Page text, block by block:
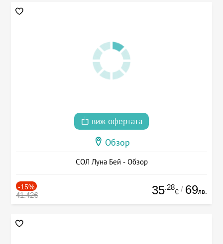
виж офертата
Обзор
СОЛ Луна Бей - Обзор
-15%
41.42€ 35.28
€ / 69лв.